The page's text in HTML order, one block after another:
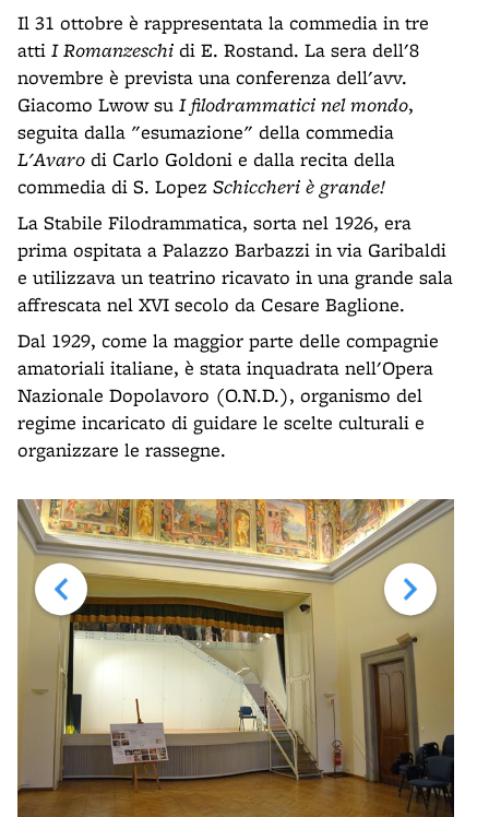
Il 31 ottobre è rappresentata la commedia in tre
atti I Romanzeschi di E. Rostand. La sera dell'8
novembre è prevista una conferenza dell'avv.
Giacomo Lwow su I filodrammatici nel mondo,
seguita dalla "esumazione" della commedia
L'Avaro di Carlo Goldoni e dalla recita della
commedia di S. Lopez Schiccheri è grande!
La Stabile Filodrammatica, sorta nel 1926, era
prima ospitata a Palazzo Barbazzi in via Garibaldi
e utilizzava un teatrino ricavato in una grande sala
affrescata nel XVI secolo da Cesare Baglione.
Dal 1929, come la maggior parte delle compagnie
amatoriali italiane, è stata inquadrata nell'Opera
Nazionale Dopolavoro (O.N.D.), organismo del
regime incaricato di guidare le scelte culturali e
organizzare le rassegne.